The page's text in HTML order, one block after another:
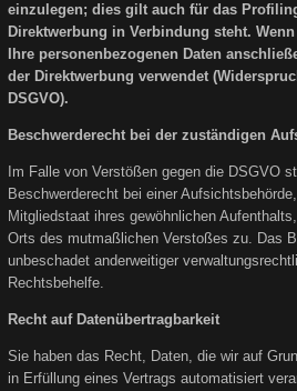
einzulegen; dies gilt auch für das
Direktwerbung in Verbindung steht.
Ihre personenbezogenen Daten
der Direktwerbung verwendet
DSGVO).
Beschwerderecht bei der zuständigen
Im Falle von Verstößen gegen die DSGVO
Beschwerderecht bei einer
Mitgliedstaat ihres gewöhnlichen
Orts des mutmaßlichen Verstoßes zu. Das
unbeschadet anderweitiger
Rechtsbehelfe.
Recht auf Datenübertragbarkeit
Sie haben das Recht, Daten, die wir auf
in Erfüllung eines Vertrags automatisiert